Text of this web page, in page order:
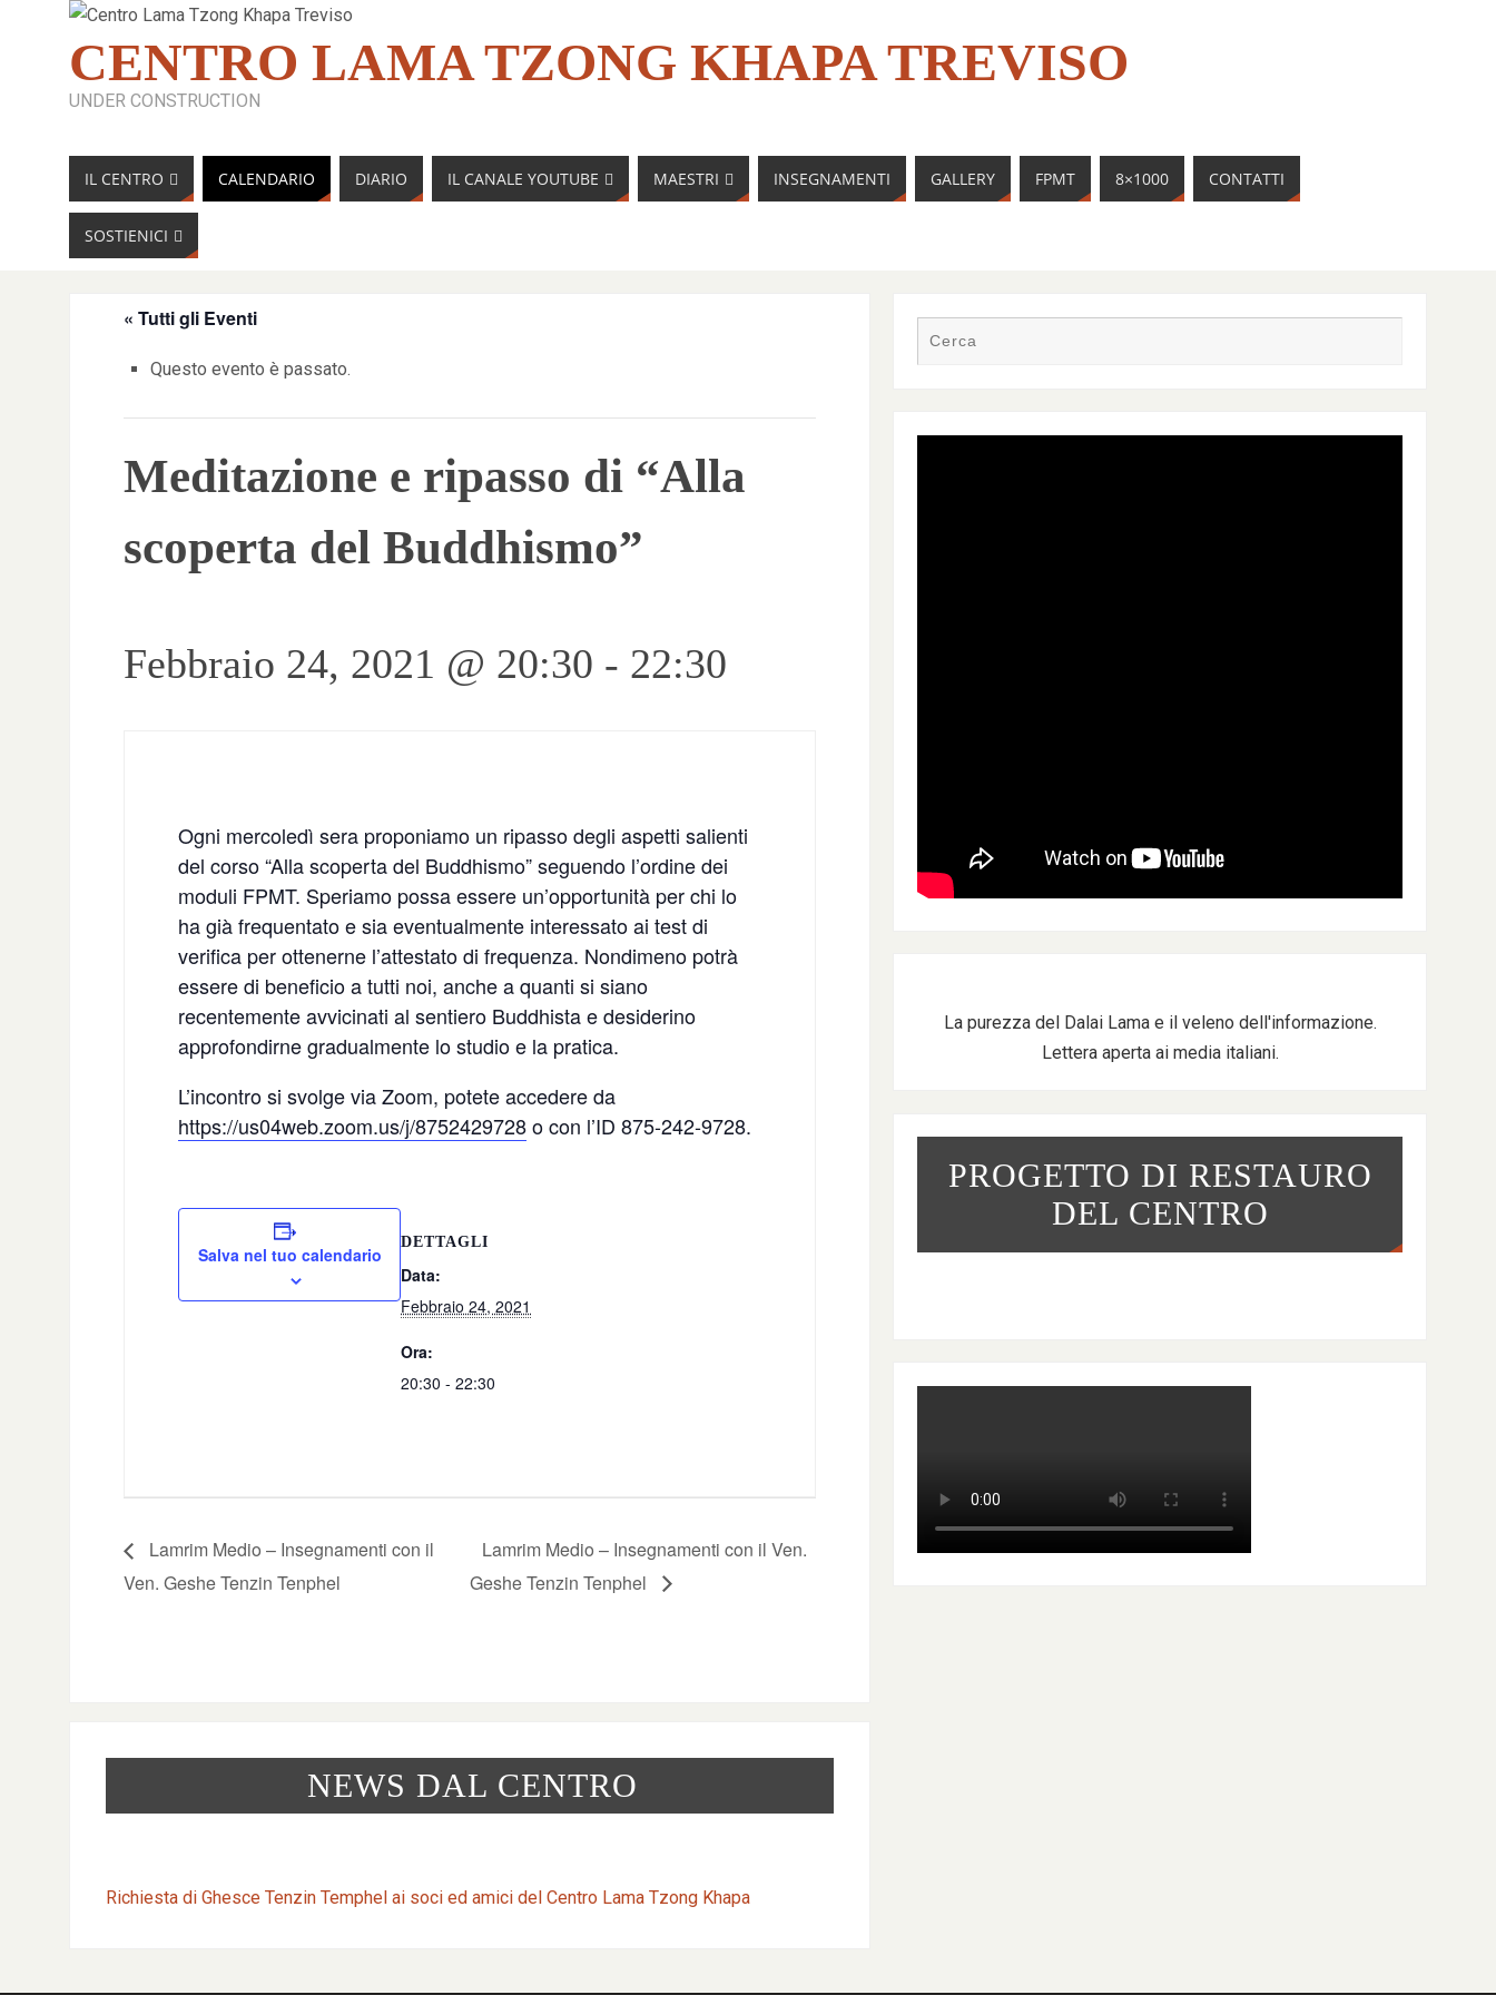
CENTRO LAMA TZONG KHAPA TREVISO
UNDER CONSTRUCTION
IL CENTRO CALENDARIO DIARIO IL CANALE YOUTUBE MAESTRI INSEGNAMENTI GALLERY FPMT 8×1000 CONTATTI
SOSTIENICI
« Tutti gli Eventi
Questo evento è passato.
Meditazione e ripasso di “Alla
scoperta del Buddhismo”
Febbraio 24, 2021 @ 20:30 - 22:30
Ogni mercoledì sera proponiamo un ripasso degli aspetti salienti
del corso “Alla scoperta del Buddhismo” seguendo l’ordine dei
moduli FPMT. Speriamo possa essere un’opportunità per chi lo
ha già frequentato e sia eventualmente interessato ai test di
verifica per ottenerne l’attestato di frequenza. Nondimeno potrà
essere di beneficio a tutti noi, anche a quanti si siano
recentemente avvicinati al sentiero Buddhista e desiderino
approfondirne gradualmente lo studio e la pratica.
L’incontro si svolge via Zoom, potete accedere da
https://us04web.zoom.us/j/8752429728o con l’ID 875-242-9728.
Salva nel tuo calendario
DETTAGLI
Data:
Febbraio 24, 2021
Ora:
20:30 - 22:30
Lamrim Medio – Insegnamenti con il
Ven. Geshe Tenzin Tenphel
Lamrim Medio – Insegnamenti con il Ven.
Geshe Tenzin Tenphel
NEWS DAL CENTRO
Richiesta di Ghesce Tenzin Temphel ai soci ed amici del Centro Lama Tzong Khapa
La purezza del Dalai Lama e il veleno dell'informazione.
Lettera aperta ai media italiani.
PROGETTO DI RESTAURO
DEL CENTRO